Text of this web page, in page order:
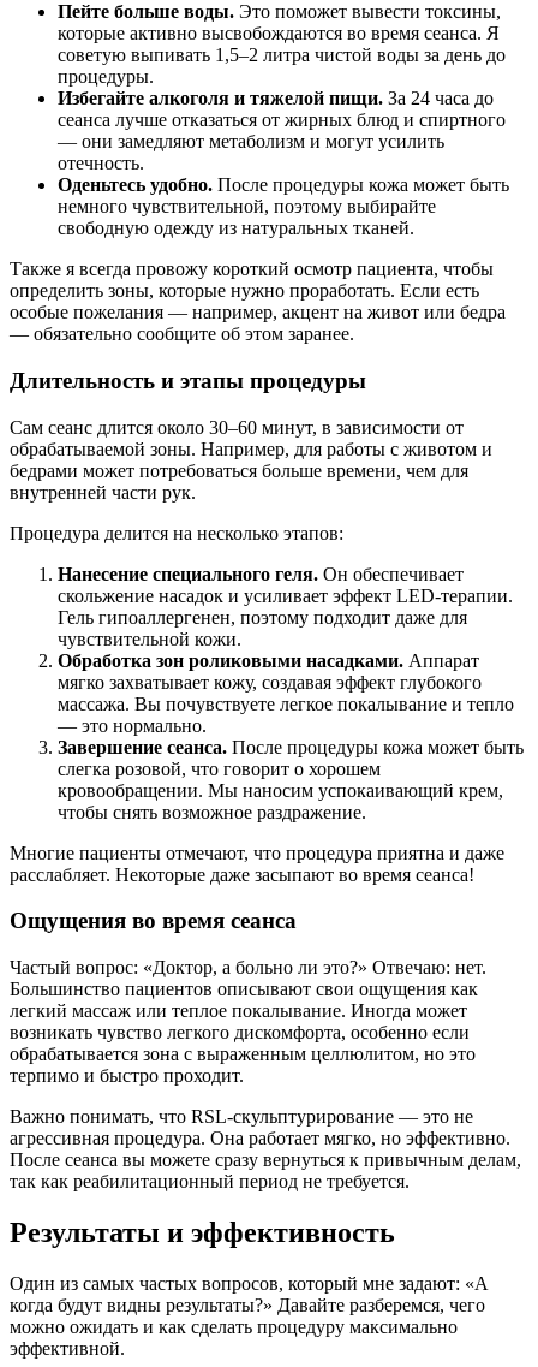
Пейте больше воды. Это поможет вывести токсины,
которые активно высвобождаются во время сеанса. Я
советую выпивать 1,5–2 литра чистой воды за день до
процедуры.
Избегайте алкоголя и тяжелой пищи. За 24 часа до
сеанса лучше отказаться от жирных блюд и спиртного
— они замедляют метаболизм и могут усилить
отечность.
Оденьтесь удобно. После процедуры кожа может быть
немного чувствительной, поэтому выбирайте
свободную одежду из натуральных тканей.
Также я всегда провожу короткий осмотр пациента, чтобы
определить зоны, которые нужно проработать. Если есть
особые пожелания — например, акцент на живот или бедра
— обязательно сообщите об этом заранее.
Длительность и этапы процедуры
Сам сеанс длится около 30–60 минут, в зависимости от
обрабатываемой зоны. Например, для работы с животом и
бедрами может потребоваться больше времени, чем для
внутренней части рук.
Процедура делится на несколько этапов:
Нанесение специального геля. Он обеспечивает
скольжение насадок и усиливает эффект LED-терапии.
Гель гипоаллергенен, поэтому подходит даже для
чувствительной кожи.
Обработка зон роликовыми насадками. Аппарат
мягко захватывает кожу, создавая эффект глубокого
массажа. Вы почувствуете легкое покалывание и тепло
— это нормально.
Завершение сеанса. После процедуры кожа может быть
слегка розовой, что говорит о хорошем
кровообращении. Мы наносим успокаивающий крем,
чтобы снять возможное раздражение.
Многие пациенты отмечают, что процедура приятна и даже
расслабляет. Некоторые даже засыпают во время сеанса!
Ощущения во время сеанса
Частый вопрос: «Доктор, а больно ли это?» Отвечаю: нет.
Большинство пациентов описывают свои ощущения как
легкий массаж или теплое покалывание. Иногда может
возникать чувство легкого дискомфорта, особенно если
обрабатывается зона с выраженным целлюлитом, но это
терпимо и быстро проходит.
Важно понимать, что RSL-скульптурирование — это не
агрессивная процедура. Она работает мягко, но эффективно.
После сеанса вы можете сразу вернуться к привычным делам,
так как реабилитационный период не требуется.
Результаты и эффективность
Один из самых частых вопросов, который мне задают: «А
когда будут видны результаты?» Давайте разберемся, чего
можно ожидать и как сделать процедуру максимально
эффективной.